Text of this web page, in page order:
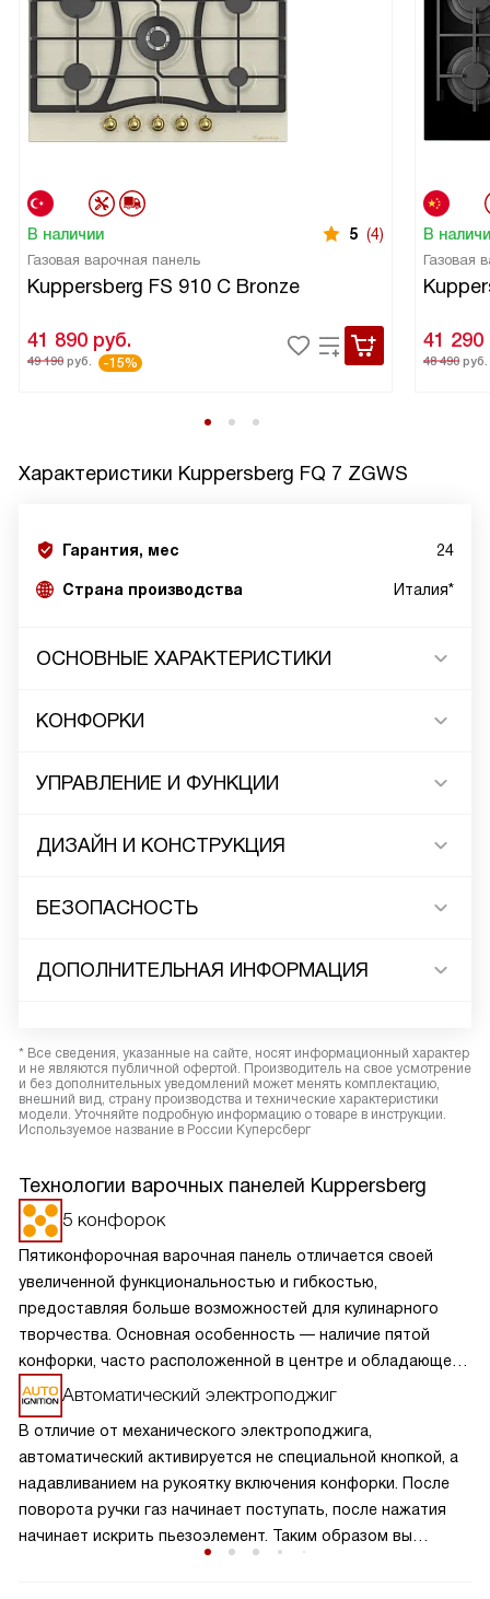
В наличии 5 (4)
Газовая варочная панель
Kuppersberg FS 910 C Bronze
41 890 руб.
49 190 руб. -15%
В
Газовая
41 290
48 490руб.
Характеристики Kuppersberg FQ 7 ZGWS
Гарантия, мес 24
Страна производства Италия*
ОСНОВНЫЕ ХАРАКТЕРИСТИКИ
КОНФОРКИ
УПРАВЛЕНИЕ И ФУНКЦИИ
ДИЗАЙН И КОНСТРУКЦИЯ
БЕЗОПАСНОСТЬ
ДОПОЛНИТЕЛЬНАЯ ИНФОРМАЦИЯ
* Все сведения, указанные на сайте, носят информационный характер
и не являются публичной офертой. Производитель на свое усмотрение
и без дополнительных уведомлений может менять комплектацию,
внешний вид, страну производства и технические характеристики
модели. Уточняйте подробную информацию о товаре в инструкции.
Используемое название в России Куперсберг
Технологии варочных панелей Kuppersberg
5 конфорок
Пятиконфорочная варочная панель отличается своей
увеличенной функциональностью и гибкостью,
предоставляя больше возможностей для кулинарного
творчества. Основная особенность — наличие пятой
конфорки, часто расположенной в центре и обладающей
большей мощностью или специальной формой для
больших кастрюль и сковород. Это позволяет
одновременно готовить разнообразные блюда,
оптимизируя процесс приготовления. Такая панель
идеально подходит для больших семей или любителей
часто готовить, обеспечивая удобство и эффективность
на кухне.
Автоматический электроподжиг
В отличие от механического электроподжига,
автоматический активируется не специальной кнопкой, а
надавливанием на рукоятку включения конфорки. После
поворота ручки газ начинает поступать, после нажатия
начинает искрить пьезоэлемент. Таким образом вы